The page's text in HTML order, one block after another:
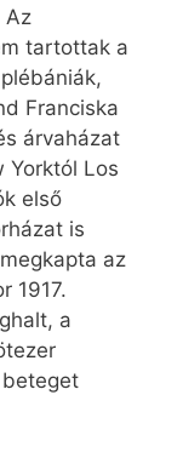
Az
tartottak a
Franciska
árvaházat
Yorktól Los
első
is
az
1917.
a